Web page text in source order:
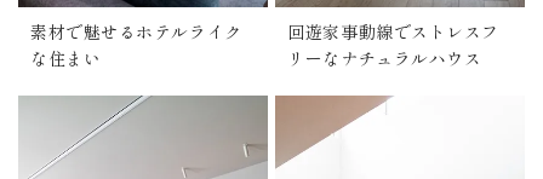
素材で魅せるホテルライク
な住まい
回遊家事動線でストレスフ
リーなナチュラルハウス